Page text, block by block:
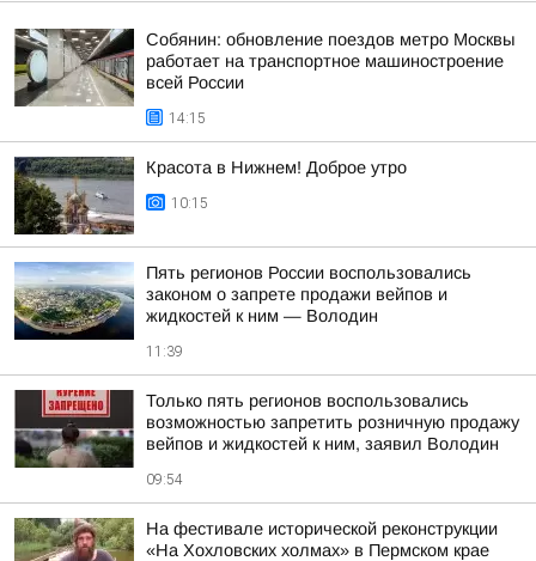
Собянин: обновление поездов метро Москвы
работает на транспортное машиностроение
всей России
14:15
Красота в Нижнем! Доброе утро
10:15
Пять регионов России воспользовались
законом о запрете продажи вейпов и
жидкостей к ним — Володин
11:39
Только пять регионов воспользовались
возможностью запретить розничную продажу
вейпов и жидкостей к ним, заявил Володин
09:54
На фестивале исторической реконструкции
«На Хохловских холмах» в Пермском крае